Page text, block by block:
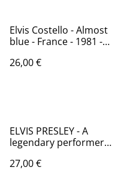
Elvis Costello - Almost
blue - France - 1981 -
203 311
26,00 €
ELVIS PRESLEY - A
legendary performer
1979 - Audio: NM - RCA
27,00 €